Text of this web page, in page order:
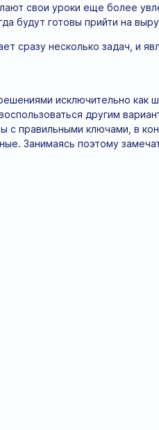
свои уроки еще более
будут готовы прийти на
сразу несколько задач, и
исключительно как
другим
с правильными ключами, в
Занимаясь поэтому